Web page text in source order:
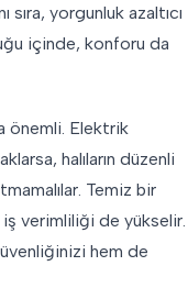
sıra, yorgunluk azaltıcı
içinde, konforu da
önemli. Elektrik
halıların düzenli
Temiz bir
iş verimliliği de yükselir.
hem de